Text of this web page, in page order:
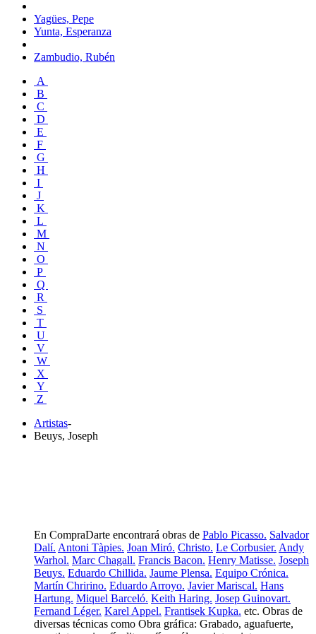
Yagües, Pepe
Yunta, Esperanza
Zambudio, Rubén
A
B
C
D
E
F
G
H
I
J
K
L
M
N
O
P
Q
R
S
T
U
V
W
X
Y
Z
Artistas-
Beuys, Joseph
En CompraDarte encontrará obras de Pablo Picasso. Salvador
Dalí. Antoni Tàpies. Joan Miró. Christo. Le Corbusier. Andy
Warhol. Marc Chagall. Francis Bacon. Henry Matisse. Joseph
Beuys. Eduardo Chillida. Jaume Plensa. Equipo Crónica.
Martín Chririno. Eduardo Arroyo. Javier Mariscal. Hans
Hartung. Miquel Barceló. Keith Haring. Josep Guinovart.
Fernand Léger. Karel Appel. Frantisek Kupka. etc. Obras de
diversas técnicas como Obra gráfica: Grabado, aguafuerte,